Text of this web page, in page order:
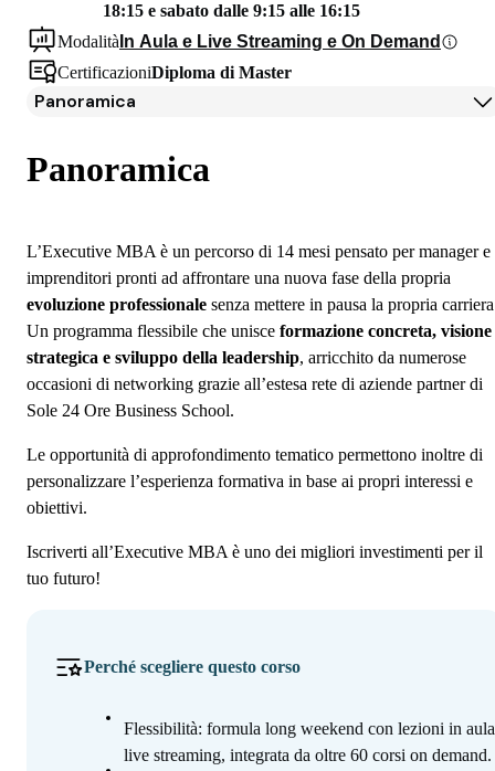
18:15 e sabato dalle 9:15 alle 16:15
Modalità In Aula e Live Streaming e On Demand
CertificazioniDiploma di Master
Panoramica
Programma
Docenti
Iscrizione
Borse di studio e finanziamenti
Open Day
Domande frequenti
Panoramica
L’Executive MBA è un percorso di 14 mesi pensato per manager e
imprenditori pronti ad affrontare una nuova fase della propria
evoluzione professionale senza mettere in pausa la propria
Un programma flessibile che unisce formazione concreta, visione
strategica e sviluppo della leadership, arricchito da numerose
occasioni di networking grazie all’estesa rete di aziende partner di
Sole 24 Ore Business School.
Le opportunità di approfondimento tematico permettono inoltre di
personalizzare l’esperienza formativa in base ai propri interessi e
obiettivi.
Iscriverti all’Executive MBA è uno dei migliori investimenti per il
tuo futuro!
Perché scegliere questo corso
Flessibilità: formula long weekend con lezioni in
live streaming, integrata da oltre 60 corsi on demand.